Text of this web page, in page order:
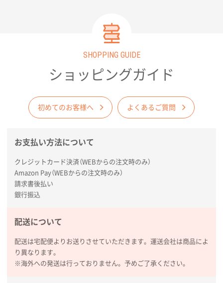
厚手コットンA4フラットトート ナチュラル
商品がよさそうだったから
コットンバッグM(B4対応)
200枚
2026年01月29日 11:46
商品情報の正確な記載、スムーズなシステム対応
広島県(社様
枚
2026年01月27日 13:12
毎年注文しており、信頼できるから。出来上がりも満
熊本県S社様
ぺんてる ビクーニャフィール1000枚
2026年01月26日 15:45
印刷範囲が広かったから、取扱商品
SHOPPING GUIDE
ショッピングガイド
初めてのお客様へ よくあるご質問
お支払い方法について
クレジットカード決済（WEBからの注文時のみ）
Amazon Pay（WEBからの注文時のみ）
請求書後払い
銀行振込
配送について
配送は宅配便よりお送りさせていただきます。運送会社は商品によ
り異なります。
※海外への発送は行っておりません。予めご了承ください。